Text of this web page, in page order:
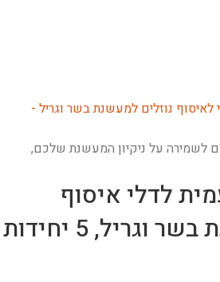
לדלי איסוף
נוזלים למעשנת בשר וגריל, 5 יחידות